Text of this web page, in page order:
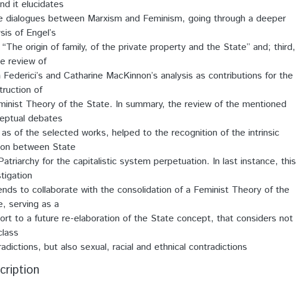
it elucidates
dialogues between Marxism and Feminism, going through a deeper
of Engel’s
origin of family, of the private property and the State” and; third,
review of
Federici’s and Catharine MacKinnon’s analysis as contributions for the
of
Theory of the State. In summary, the review of the mentioned
debates
as of the selected works, helped to the recognition of the intrinsic
between State
for the capitalistic system perpetuation. In last instance, this
to collaborate with the consolidation of a Feminist Theory of the
serving as a
to a future re-elaboration of the State concept, that considers not
but also sexual, racial and ethnical contradictions